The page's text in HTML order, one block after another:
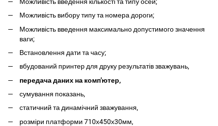
Можливість вибору типу та номера дороги;
Можливість введення максимально допустимого значення
ваги;
Встановлення дати та часу;
вбудований принтер для друку результатів зважувань,
передача даних на комп'ютер,
сумування показань,
статичний та динамічний зважування,
розміри платформи 710х450х30мм,